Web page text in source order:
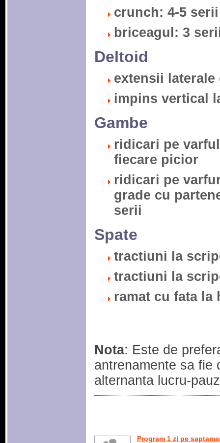
crunch: 4-5 serii
briceagul: 3
Deltoid
extensii laterale
impins vertical
Gambe
ridicari pe
fiecare picior
ridicari pe
grade cu
serii
Spate
tractiuni la
tractiuni la
ramat cu fata la
Nota: Este de
antrenamente sa fie
alternanta lucru-
Program 1 zi pe